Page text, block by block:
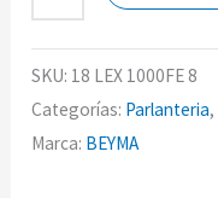
SKU: 18 LEX 1000FE 8
Categorías: Parlanteria,
Marca: BEYMA